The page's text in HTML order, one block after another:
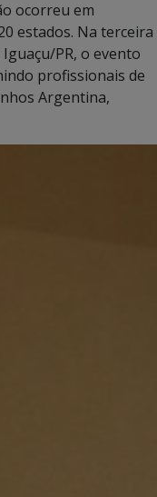
ocorreu em
estados. Na terceira
PR, o evento
profissionais de
Argentina,